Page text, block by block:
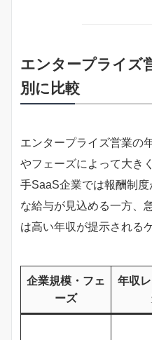
エンタープライズ
別に比較
エンタープライズ営業の
やフェーズによって大き
手SaaS企業では報酬制
な給与が見込める一方、
は高い年収が提示される
企業規模・フェ
ーズ
年収